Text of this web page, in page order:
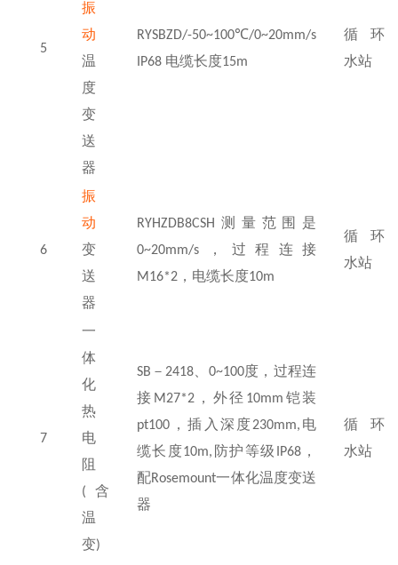
5
振
动
温
度
变
送
器
RYSBZD/-50~100℃/0~20mm/s
IP68 电缆长度15m
循环
水站
6
振
动
变
送
器
RYHZDB8CSH 测量范围是
0~20mm/s ，过程连接
M16*2 ，电缆长度10m
循环
水站
7
一
体
化
热
电
阻
( 含
温
变)
SB － 2418、 0~100度，过程连
接 M27*2，外径 10mm 铠装
pt100 ，插入深度230mm, 电
缆长度10m, 防护等级 IP68，
配Rosemount一体化温度变送
器
循环
水站